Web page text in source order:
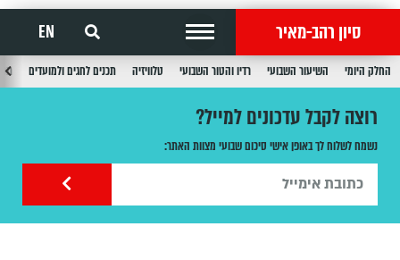
סיון רהב-מאיר EN
החלק היומי השיעור השבועי רדיו והטור השבועי טלוויזיה תכנים לחגים ולמועדים
רוצה לקבל עדכונים למייל?
נשמח לשלוח לך באופן אישי סיכום שבועי מצוות האתר: